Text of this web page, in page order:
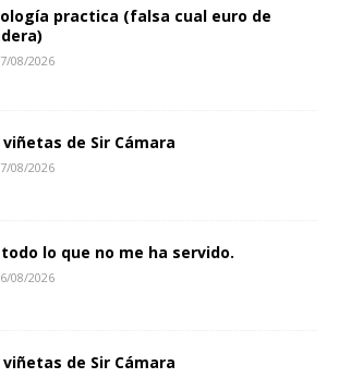
practica (falsa cual euro de
08/2026
viñetas de Sir Cámara
08/2026
todo lo que no me ha servido.
08/2026
viñetas de Sir Cámara